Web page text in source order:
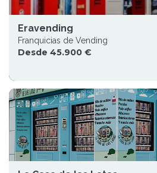
Eravending
Franquicias de Vending
Desde 45.900 €